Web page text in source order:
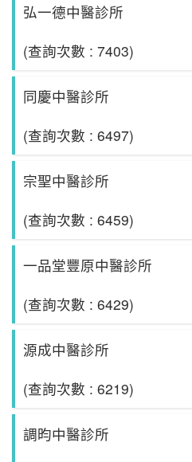
弘一德中醫診所
(查詢次數 : 7403)
同慶中醫診所
(查詢次數 : 6497)
宗聖中醫診所
(查詢次數 : 6459)
一品堂豐原中醫診所
(查詢次數 : 6429)
源成中醫診所
(查詢次數 : 6219)
調昀中醫診所